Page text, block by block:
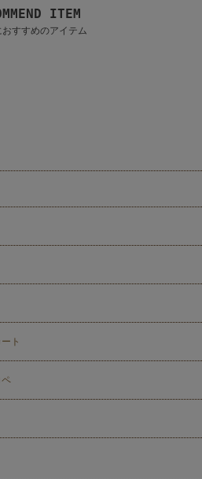
ITEM
おすすめのアイテム
ト
ペ